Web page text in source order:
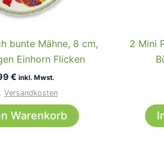
bunte Mähne, 8 cm,
Einhorn Flicken
€ inkl. Mwst.
Versandkosten
Warenkorb
2 Mini